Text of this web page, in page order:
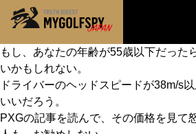
もし、あなたの年齢が55歳以下だった
いかもしれない。
ドライバーのヘッドスピードが38m/s
いいだろう。
PXGの記事を読んで、その価格を見て
MOST WANTED
NEW RELEASES
HOW TO ゴルフ上達・実践テクニック